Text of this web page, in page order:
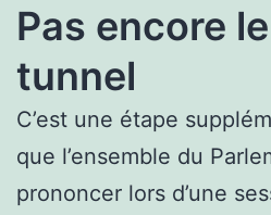
Pas encore
tunnel
C’est une étape
que l’ensemble du
prononcer lors d’une